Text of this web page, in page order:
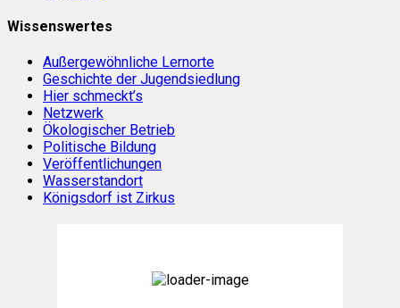
Wissenswertes
Außergewöhnliche Lernorte
Geschichte der Jugendsiedlung
Hier schmeckt’s
Netzwerk
Ökologischer Betrieb
Politische Bildung
Veröffentlichungen
Wasserstandort
Königsdorf ist Zirkus
Aug. 7, 2026